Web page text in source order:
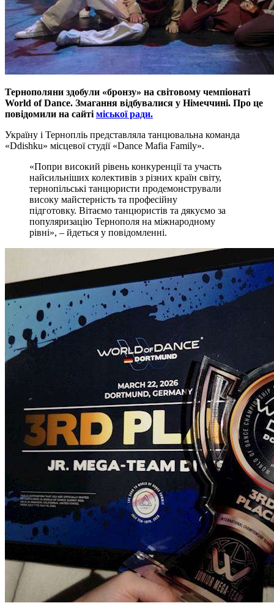
Тернополяни здобули «бронзу» на світовому чемпіонаті
World of Dance. Змагання відбувалися у Німеччині. Про це
повідомили на сайті міської ради.
Україну і Тернопліь представляла танцювальна команда
«Ddishku» місцевої студії «Dance Mafia Family».
«Попри високий рівень конкуренції та участь
найсильніших колективів з різних країн світу,
тернопільські танцюристи продемонстрували
високу майстерність та професійну
підготовку. Вітаємо танцюристів та дякуємо за
популяризацію Тернополя на міжнародному
рівні», – йдеться у повідомленні.